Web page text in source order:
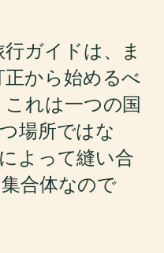
ガイドは、ま
から始めるべ
れは一つの国
場所ではな
よって縫い合
合体なので